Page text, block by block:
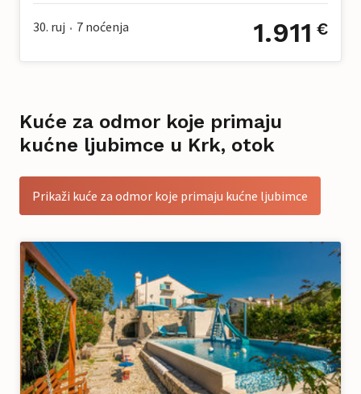
30. ruj • 7 noćenja 1.911 €
Kuće za odmor koje primaju
kućne ljubimce u Krk, otok
Prikaži kuće za odmor koje primaju kućne ljubimce